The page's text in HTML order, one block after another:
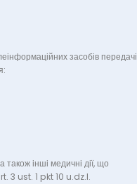
засобів передачі
інші медичні дії, що
3 ust. 1 pkt 10 u.dz.l.